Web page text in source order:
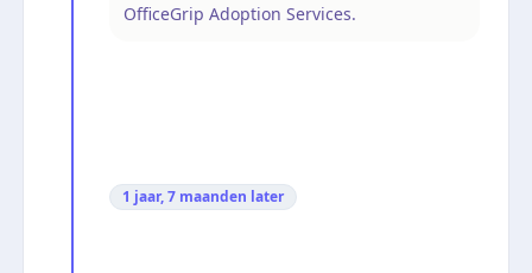
OfficeGrip Adoption Services.
1 jaar, 7 maanden later